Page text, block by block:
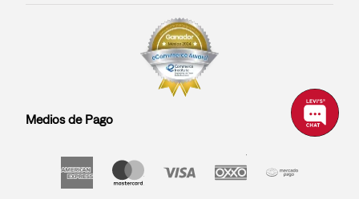
Medios de Pago